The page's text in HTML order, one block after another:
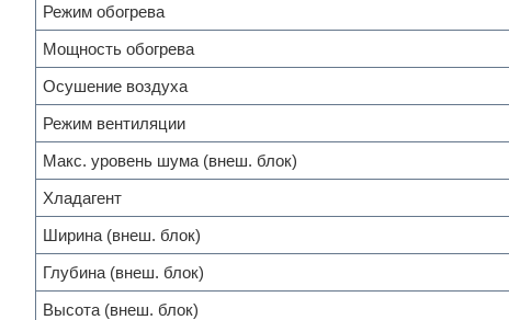
Режим обогрева
Мощность обогрева
Осушение воздуха
Режим вентиляции
Макс. уровень шума (внеш. блок)
Хладагент
Ширина (внеш. блок)
Глубина (внеш. блок)
Высота (внеш. блок)